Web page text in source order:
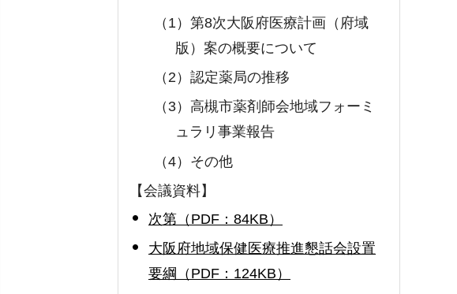
（1）第8次大阪府医療計画（府域
版）案の概要について
（2）認定薬局の推移
（3）高槻市薬剤師会地域フォーミ
ュラリ事業報告
（4）その他
【会議資料】
次第（PDF：84KB）
大阪府地域保健医療推進懇話会設置
要綱（PDF：124KB）